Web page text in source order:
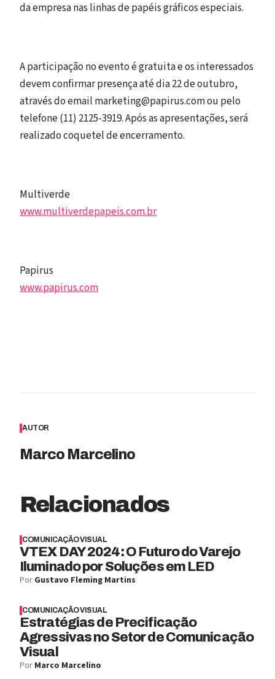
da empresa nas linhas de papéis gráficos especiais.
A participação no evento é gratuita e os interessados
devem confirmar presença até dia 22 de outubro,
através do email marketing@papirus.com ou pelo
telefone (11) 2125-3919. Após as apresentações, será
realizado coquetel de encerramento.
Multiverde
www.multiverdepapeis.com.br
Papirus
www.papirus.com
AUTOR
Marco Marcelino
Relacionados
COMUNICAÇÃO VISUAL
VTEX DAY 2024: O Futuro do Varejo
Iluminado por Soluções em LED
Por Gustavo Fleming Martins
COMUNICAÇÃO VISUAL
Estratégias de Precificação
Agressivas no Setor de Comunicação
Visual
Por Marco Marcelino